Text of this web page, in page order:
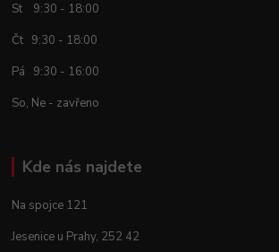
St 9:30 - 18:00
Čt 9:30 - 18:00
Pá 9:30 - 16:00
So, Ne - zavřeno
Kde nás najdete
Na spojce 121
Jesenice u Prahy, 252 42